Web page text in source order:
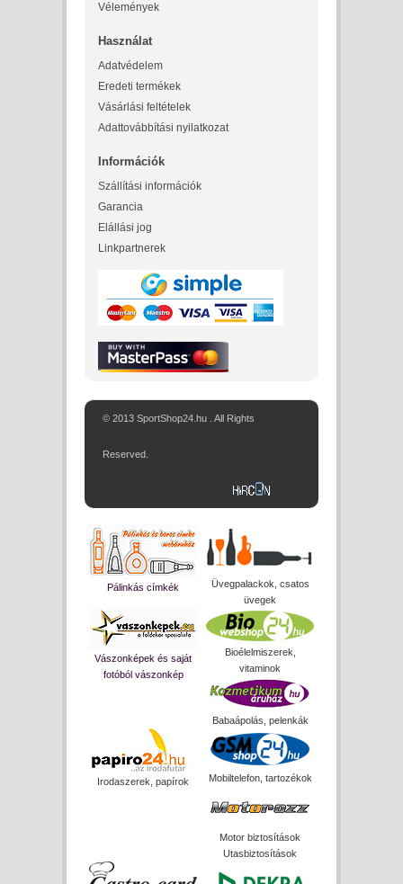
Vélemények
Használat
Adatvédelem
Eredeti termékek
Vásárlási feltételek
Adattovábbítási nyilatkozat
Információk
Szállítási információk
Garancia
Elállási jog
Linkpartnerek
© 2013 SportShop24.hu . All Rights
Reserved.
Pálinkás címkék
Üvegpalackok, csatos
üvegek
Vászonképek és saját
fotóból vászonkép
Bioélelmiszerek,
vitaminok
Babaápolás, pelenkák
Irodaszerek, papírok Mobiltelefon, tartozékok
Motor biztosítások
Utasbiztosítások